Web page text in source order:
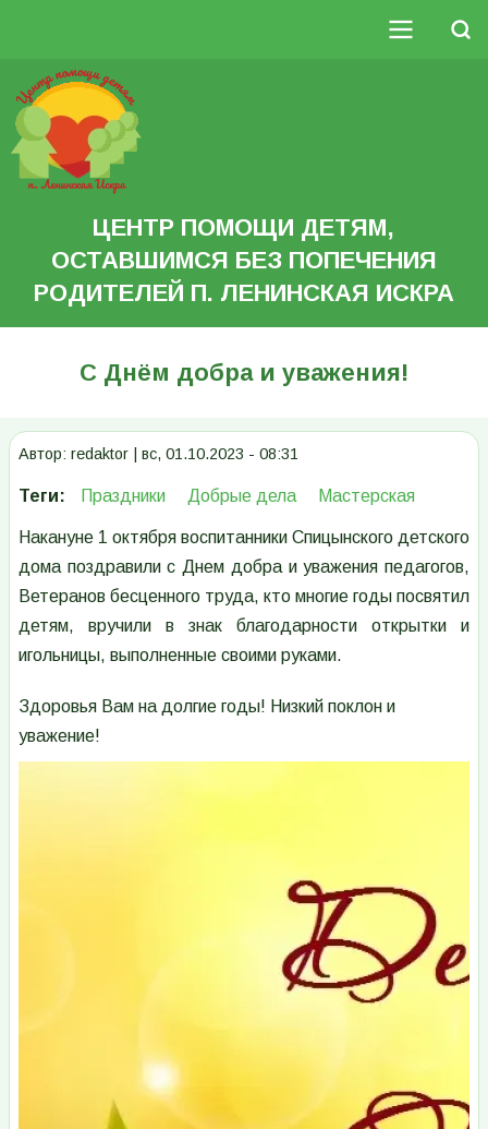
основному
содержанию
Search
Основная
навигация
ЦЕНТР ПОМОЩИ ДЕТЯМ,
ОСТАВШИМСЯ БЕЗ ПОПЕЧЕНИЯ
РОДИТЕЛЕЙ П. ЛЕНИНСКАЯ ИСКРА
С Днём добра и уважения!
Автор: redaktor вс, 01.10.2023 - 08:31
Теги Праздники Добрые дела Мастерская
Накануне 1 октября воспитанники Спицынского детского
дома поздравили с Днем добра и уважения педагогов,
Ветеранов бесценного труда, кто многие годы посвятил
детям, вручили в знак благодарности открытки и
игольницы, выполненные своими руками.
Здоровья Вам на долгие годы! Низкий поклон и
уважение!